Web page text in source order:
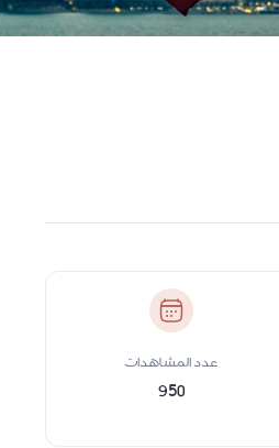
عدد المشاهدات
950